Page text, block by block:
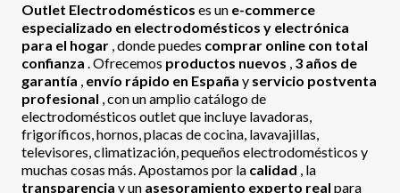
Outlet Electrodomésticos es un e-commerce
especializado en electrodomésticos y electrónica
para el hogar , donde puedes comprar online con total
confianza . Ofrecemos productos nuevos , 3 años de
garantía , envío rápido en España y servicio postventa
profesional , con un amplio catálogo de
electrodomésticos outlet que incluye lavadoras,
frigoríficos, hornos, placas de cocina, lavavajillas,
televisores, climatización, pequeños electrodomésticos y
muchas cosas más. Apostamos por la calidad , la
transparencia y un asesoramiento experto real para